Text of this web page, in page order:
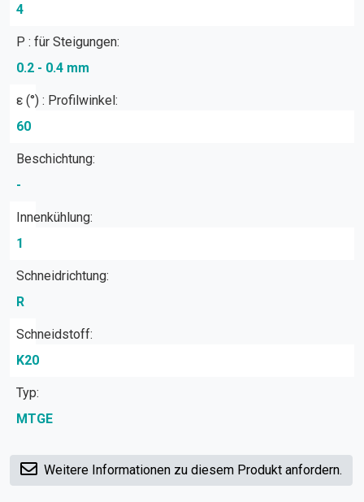
4
P : für Steigungen:
0.2 - 0.4 mm
ε (°) : Profilwinkel:
60
Beschichtung:
-
Innenkühlung:
1
Schneidrichtung:
R
Schneidstoff:
K20
Typ:
MTGE
Weitere Informationen zu diesem Produkt anfordern.